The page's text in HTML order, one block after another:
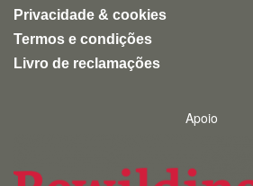
Privacidade & cookies
Termos e condições
Livro de reclamações
Apoio